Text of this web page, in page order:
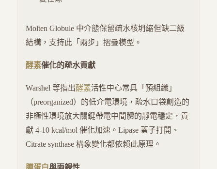
Molten Globule 中介態保留疏水核坍縮但缺二級
結構，支持此「兩步」摺疊模型。
酵素催化的疏水貢獻
Warshel 等指出酵素活性中心常具「預組織」
（preorganized）的低介電環境，疏水口袋創造的
非極性環境放大關鍵帶電中間體的靜電穩定，貢
獻 4-10 kcal/mol 催化加速。Lipase 蓋子打開、
Citrate synthase 構象變化都依賴此原理。
膜蛋白與兩親性